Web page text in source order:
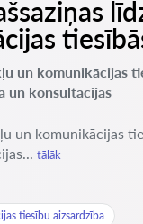
un komunikācijas
un konsultācijas
un komunikācijas
tālāk
tiesību aizsardzība